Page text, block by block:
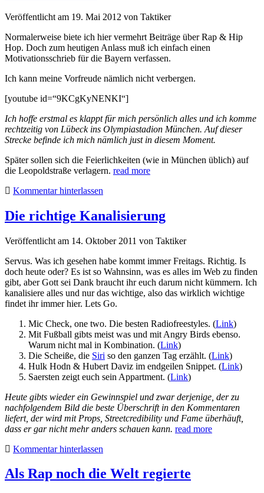
Veröffentlicht am 19. Mai 2012 von Taktiker
Normalerweise biete ich hier vermehrt Beiträge über Rap & Hip
Hop. Doch zum heutigen Anlass muß ich einfach einen
Motivationsschrieb für die Bayern verfassen.
Ich kann meine Vorfreude nämlich nicht verbergen.
[youtube id=“9KCgKyNENKI“]
Ich hoffe erstmal es klappt für mich persönlich alles und ich komme
rechtzeitig von Lübeck ins Olympiastadion München. Auf dieser
Strecke befinde ich mich nämlich just in diesem Moment.
Später sollen sich die Feierlichkeiten (wie in München üblich) auf
die Leopoldstraße verlagern. read more
Kommentar hinterlassen
Die richtige Kanalisierung
Veröffentlicht am 14. Oktober 2011 von Taktiker
Servus. Was ich gesehen habe kommt immer Freitags. Richtig. Is
doch heute oder? Es ist so Wahnsinn, was es alles im Web zu finden
gibt, aber Gott sei Dank braucht ihr euch darum nicht kümmern. Ich
kanalisiere alles und nur das wichtige, also das wirklich wichtige
findet ihr immer hier. Lets Go.
Mic Check, one two. Die besten Radiofreestyles. (Link)
Mit Fußball gibts meist was und mit Angry Birds ebenso.
Warum nicht mal in Kombination. (Link)
Die Scheiße, die Siri so den ganzen Tag erzählt. (Link)
Hulk Hodn & Hubert Daviz im endgeilen Snippet. (Link)
Saersten zeigt euch sein Appartment. (Link)
Heute gibts wieder ein Gewinnspiel und zwar derjenige, der zu
nachfolgendem Bild die beste Überschrift in den Kommentaren
liefert, der wird mit Props, Streetcredibility und Fame überhäuft,
dass er gar nicht mehr anders schauen kann. read more
Kommentar hinterlassen
Als Rap noch die Welt regierte